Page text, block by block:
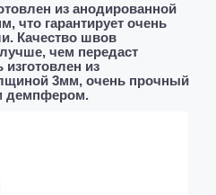
из анодированной
что гарантирует очень
Качество швов
чем передаст
из
3мм, очень прочный
демпфером.